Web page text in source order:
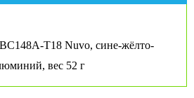
T18 Nuvo, сине-жёлто-
вес 52 г